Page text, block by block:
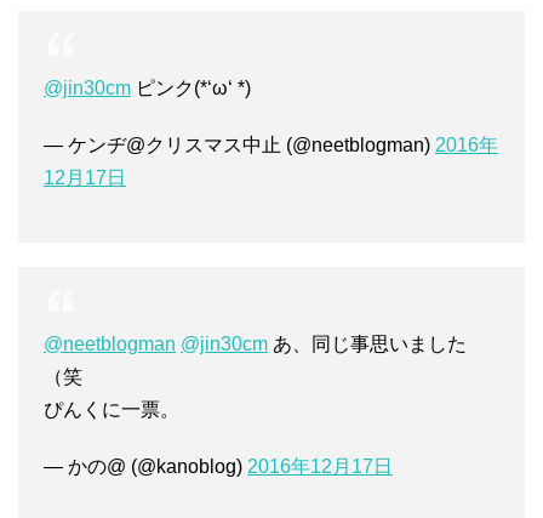
@jin30cm ピンク(*‘ω‘ *)
— ケンヂ@クリスマス中止 (@neetblogman) 2016年
12月17日
@neetblogman @jin30cm あ、同じ事思いました
（笑
ぴんくに一票。
— かの@ (@kanoblog) 2016年12月17日